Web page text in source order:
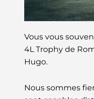
Vous vous
4L Trophy de
Hugo.
Nous sommes